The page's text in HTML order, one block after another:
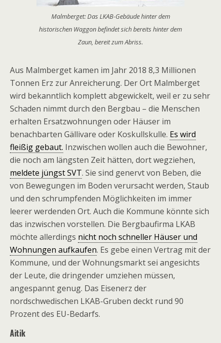
Malmberget: Das LKAB-Gebäude hinter dem
historischen Waggon befindet sich bereits hinter dem
Zaun, bereit zum Abriss.
Aus Malmberget kamen im Jahr 2018 8,3 Millionen
Tonnen Erz zur Anreicherung. Der Ort Malmberget
wird bekanntlich komplett abgewickelt, weil er zu sehr
Schaden nimmt durch den Bergbau – die Menschen
erhalten Ersatzwohnungen oder Häuser im
benachbarten Gällivare oder Koskullskulle. Es wird
fleißig gebaut. Inzwischen wollen auch die Bewohner,
die noch am längsten Zeit hätten, dort wegziehen,
meldete jüngst SVT. Sie sind genervt von Beben, die
von Bewegungen im Boden verursacht werden, Staub
und den schrumpfenden Möglichkeiten im immer
leerer werdenden Ort. Auch die Kommune könnte sich
das inzwischen vorstellen. Die Bergbaufirma LKAB
möchte allerdings nicht noch schneller Häuser und
Wohnungen aufkaufen. Es gebe einen Vertrag mit der
Kommune, und der Wohnungsmarkt sei angesichts
der Leute, die dringender umziehen müssen,
angespannt genug. Das Eisenerz der
nordschwedischen LKAB-Gruben deckt rund 90
Prozent des EU-Bedarfs.
Aitik